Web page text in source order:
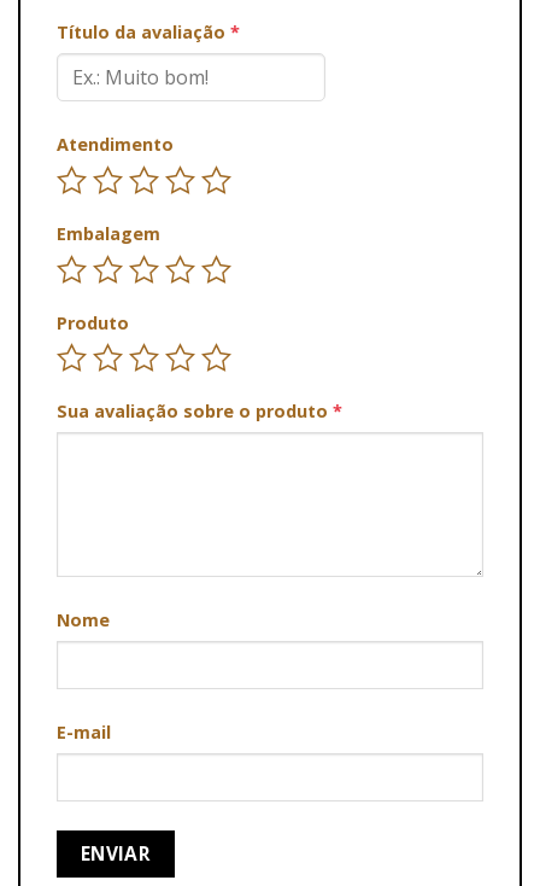
Título da avaliação *
Atendimento
Embalagem
Produto
Sua avaliação sobre o produto *
Nome
E-mail